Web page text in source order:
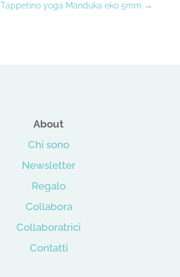
Tappetino yoga Manduka eko 5mm →
About
Chi sono
Newsletter
Regalo
Collabora
Collaboratrici
Contatti